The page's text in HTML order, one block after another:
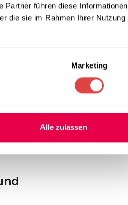
Partner führen diese Informationen
die sie im Rahmen Ihrer Nutzung
Marketing
Alle zulassen